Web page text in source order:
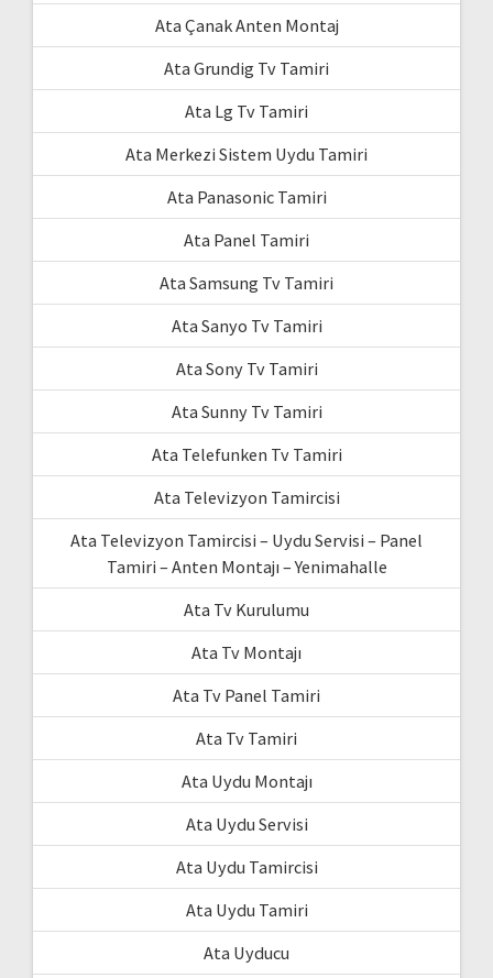
Ata Çanak Anten Montaj
Ata Grundig Tv Tamiri
Ata Lg Tv Tamiri
Ata Merkezi Sistem Uydu Tamiri
Ata Panasonic Tamiri
Ata Panel Tamiri
Ata Samsung Tv Tamiri
Ata Sanyo Tv Tamiri
Ata Sony Tv Tamiri
Ata Sunny Tv Tamiri
Ata Telefunken Tv Tamiri
Ata Televizyon Tamircisi
Ata Televizyon Tamircisi – Uydu Servisi – Panel
Tamiri – Anten Montajı – Yenimahalle
Ata Tv Kurulumu
Ata Tv Montajı
Ata Tv Panel Tamiri
Ata Tv Tamiri
Ata Uydu Montajı
Ata Uydu Servisi
Ata Uydu Tamircisi
Ata Uydu Tamiri
Ata Uyducu